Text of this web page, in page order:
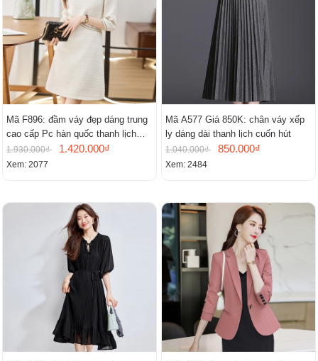
Mã F896: đầm váy đẹp dáng trung
cao cấp Pc hàn quốc thanh lịch
mới
1.930.000₫ 1.420.000₫
Xem: 2077
Mã A577 Giá 850K: chân váy xếp
ly dáng dài thanh lịch cuốn hút
1.040.000₫ 850.000₫
Xem: 2484